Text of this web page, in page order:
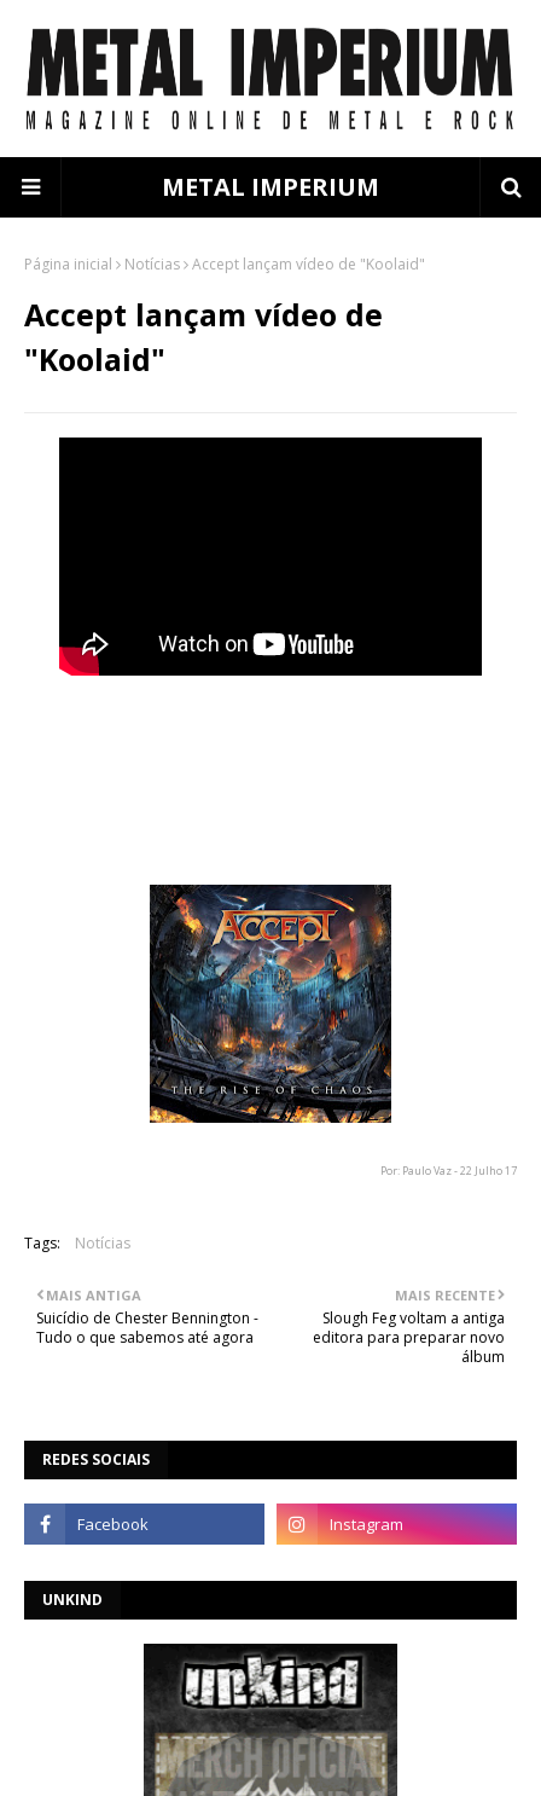
METAL IMPERIUM
Página inicial Notícias Accept lançam vídeo de "Koolaid"
Accept lançam vídeo de
"Koolaid"
Por: Paulo Vaz - 22 Julho 17
Tags: Notícias
MAIS RECENTE
Slough Feg voltam a antiga
editora para preparar novo
álbum
MAIS ANTIGA
Suicídio de Chester Bennington -
Tudo o que sabemos até agora
REDES SOCIAIS
UNKIND